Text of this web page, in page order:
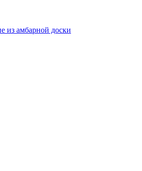
из амбарной доски